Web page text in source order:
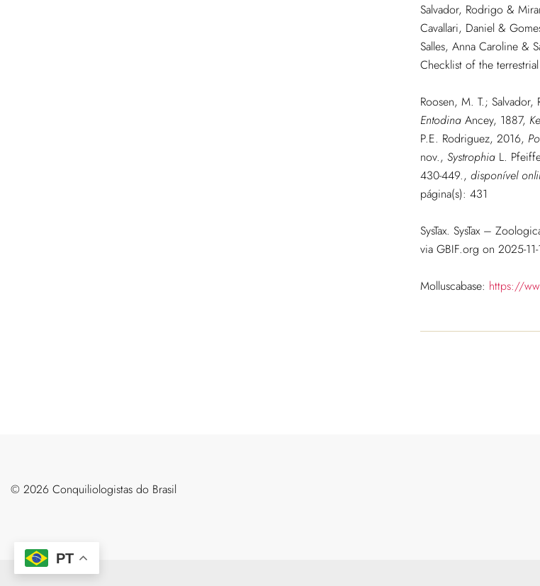
Salvador, Rodrigo &
Cavallari, Daniel &
Salles, Anna Caroline &
Checklist of the
Roosen, M. T.;
EntodinaAncey, 1887,
P.E. Rodriguez, 2016,
nov., SystrophiaL.
430-449., disponível
página(s): 431
SysTax. SysTax –
via GBIF.org on 2025-11-
Molluscabase: https://
©️ 2026 Conquiliologistas do Brasil
PT